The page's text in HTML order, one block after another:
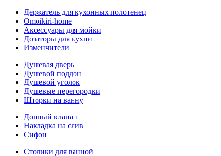
Держатель для кухонных полотенец
Omoikiri-home
Аксессуары для мойки
Дозаторы для кухни
Изменчители
Душевая дверь
Душевой поддон
Душевой уголок
Душевые перегородки
Шторки на ванну
Донный клапан
Накладка на слив
Сифон
Столики для ванной